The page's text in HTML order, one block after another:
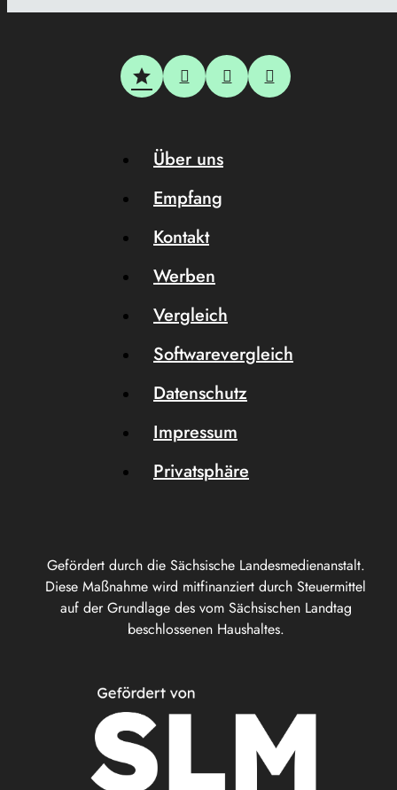
Gefördert durch die Sächsische Landesmedienanstalt.
Diese Maßnahme wird mitfinanziert durch Steuermittel
auf der Grundlage des vom Sächsischen Landtag
beschlossenen Haushaltes.
Über uns
Empfang
Kontakt
Werben
Vergleich
Softwarevergleich
Datenschutz
Impressum
Privatsphäre